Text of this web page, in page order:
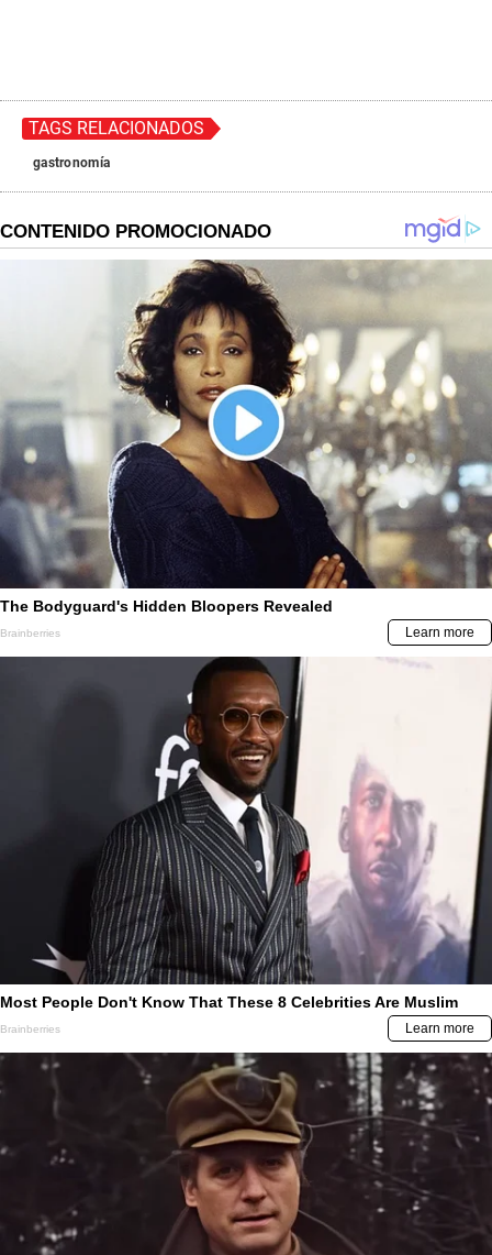
TAGS RELACIONADOS
gastronomía